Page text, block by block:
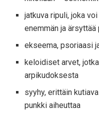
jatkuva ripuli, joka
enemmän ja ärsyttää
ekseema, psoriaasi
keloidiset arvet,
arpikudoksesta
syyhy, erittäin
punkki aiheuttaa